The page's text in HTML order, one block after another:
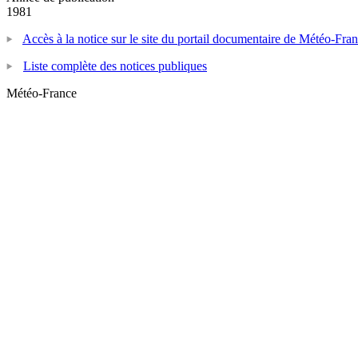
1981
Accès à la notice sur le site du portail documentaire de Météo-
Liste complète des notices publiques
Météo-France